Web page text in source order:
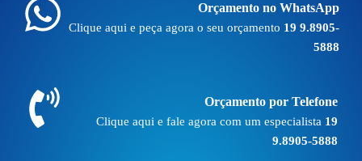
Orçamento no WhatsApp
Clique aqui e peça agora o seu orçamento 19 9.8905-
5888
Orçamento por Telefone
Clique aqui e fale agora com um especialista 19
9.8905-5888